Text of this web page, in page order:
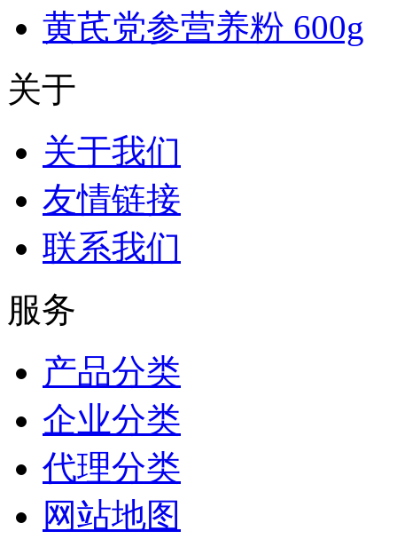
黄芪党参营养粉 600g
关于
关于我们
友情链接
联系我们
服务
产品分类
企业分类
代理分类
网站地图